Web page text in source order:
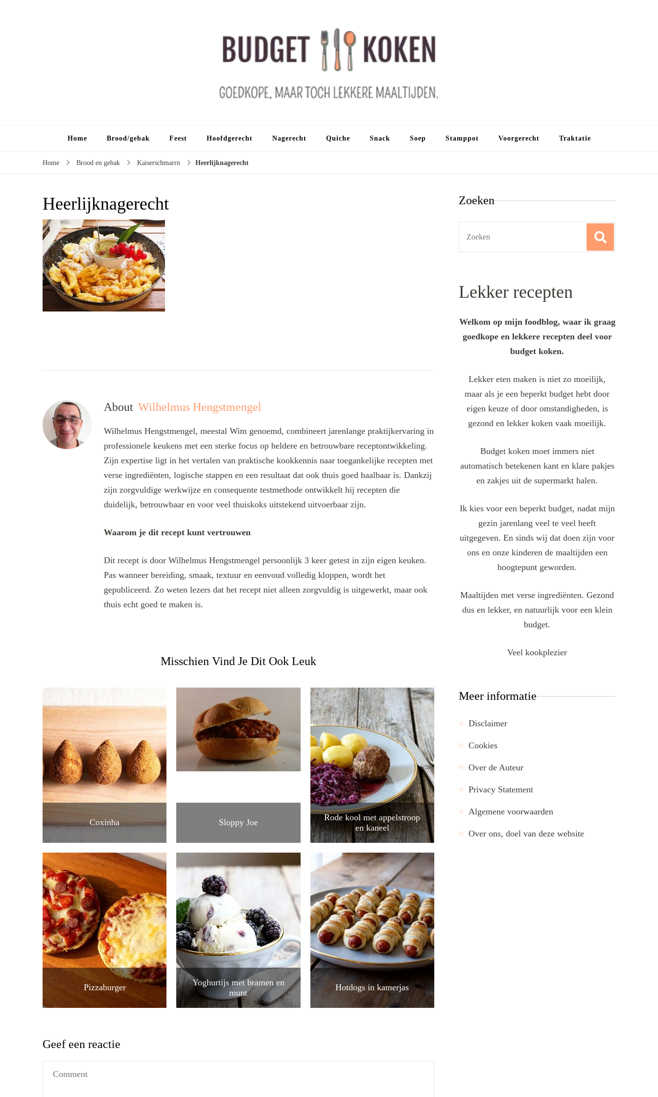
Home Brood/gebak Feest Hoofdgerecht Nagerecht Quiche Snack Soep Stamppot Voorgerecht Traktatie
Home Brood en gebak Kaiserschmarrn Heerlijknagerecht
Heerlijknagerecht
About Wilhelmus Hengstmengel
Wilhelmus Hengstmengel, meestal Wim genoemd, combineert jarenlange praktijkervaring in
professionele keukens met een sterke focus op heldere en betrouwbare receptontwikkeling.
Zijn expertise ligt in het vertalen van praktische kookkennis naar toegankelijke recepten met
verse ingrediënten, logische stappen en een resultaat dat ook thuis goed haalbaar is. Dankzij
zijn zorgvuldige werkwijze en consequente testmethode ontwikkelt hij recepten die
duidelijk, betrouwbaar en voor veel thuiskoks uitstekend uitvoerbaar zijn.
Waarom je dit recept kunt vertrouwen
Dit recept is door Wilhelmus Hengstmengel persoonlijk 3 keer getest in zijn eigen keuken.
Pas wanneer bereiding, smaak, textuur en eenvoud volledig kloppen, wordt het
gepubliceerd. Zo weten lezers dat het recept niet alleen zorgvuldig is uitgewerkt, maar ook
thuis echt goed te maken is.
Misschien Vind Je Dit Ook Leuk
Coxinha Sloppy Joe
Rode kool met appelstroop
en kaneel
Pizzaburger
Yoghurtijs met bramen en
munt
Hotdogs in kamerjas
Geef een reactie
Zoeken
Lekker recepten
Welkom op mijn foodblog, waar ik graag
goedkope en lekkere recepten deel voor
budget koken.
Lekker eten maken is niet zo moeilijk,
maar als je een beperkt budget hebt door
eigen keuze of door omstandigheden, is
gezond en lekker koken vaak moeilijk.
Budget koken moet immers niet
automatisch betekenen kant en klare pakjes
en zakjes uit de supermarkt halen.
Ik kies voor een beperkt budget, nadat mijn
gezin jarenlang veel te veel heeft
uitgegeven. En sinds wij dat doen zijn voor
ons en onze kinderen de maaltijden een
hoogtepunt geworden.
Maaltijden met verse ingrediënten. Gezond
dus en lekker, en natuurlijk voor een klein
budget.
Veel kookplezier
Meer informatie
Disclaimer
Cookies
Over de Auteur
Privacy Statement
Algemene voorwaarden
Over ons, doel van deze website